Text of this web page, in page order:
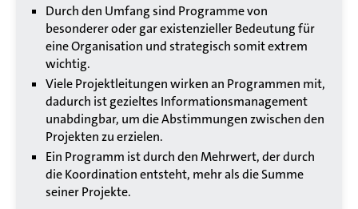
Durch den Umfang sind Programme von
besonderer oder gar existenzieller Bedeutung für
eine Organisation und strategisch somit extrem
wichtig.
Viele Projektleitungen wirken an Programmen mit,
dadurch ist gezieltes Informationsmanagement
unabdingbar, um die Abstimmungen zwischen den
Projekten zu erzielen.
Ein Programm ist durch den Mehrwert, der durch
die Koordination entsteht, mehr als die Summe
seiner Projekte.